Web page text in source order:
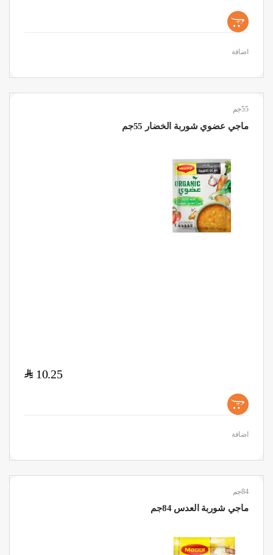
+
اضافة
55جم
ماجي عضوي شوربة الخضار 55جم
10.25
$
+
اضافة
84جم
ماجي شوربة العدس 84جم